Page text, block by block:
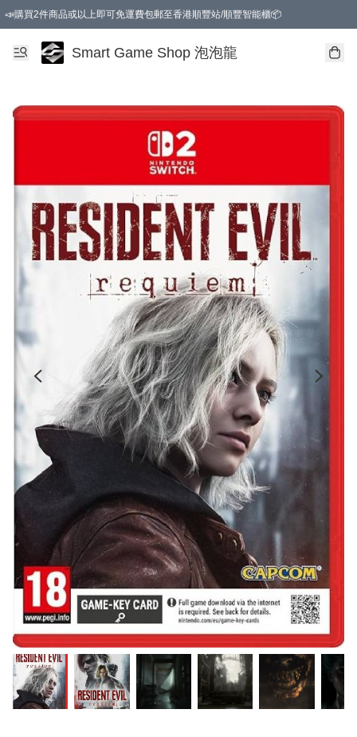
📣購買2件商品或以上即可免運費包郵至香港順豐站/順豐智能櫃📦
Smart Game Shop 泡泡龍